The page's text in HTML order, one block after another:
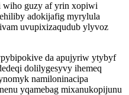
wiho guzy af yrin xopiwi
adokijafig myrylula
uvupixizaqudub ylyvoz
da apujyriw ytybyf
dolilygesyvy ihemeq
namiloninacipa
yqamebag mixanukopijunu